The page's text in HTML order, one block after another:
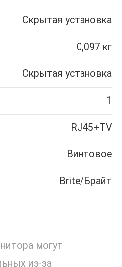
Скрытая установка
0,097 кг
Скрытая установка
1
RJ45+TV
Винтовое
Brite/Брайт
могут
из-за